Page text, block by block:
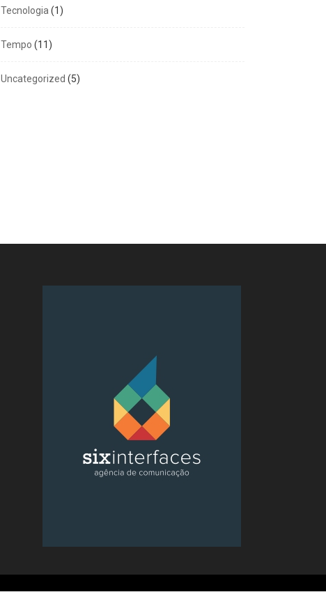
Tecnologia (1)
Tempo (11)
Uncategorized (5)